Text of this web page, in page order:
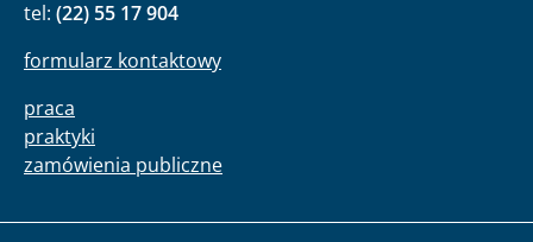
tel: (22) 55 17 904
formularz kontaktowy
praca
praktyki
zamówienia publiczne